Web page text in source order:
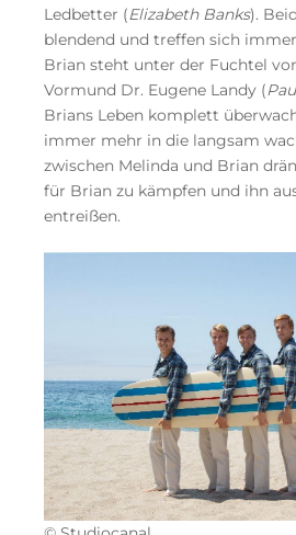
Ledbetter (Elizabeth Banks).
blendend und treffen sich
Brian steht unter der Fuchtel
Vormund Dr. Eugene Landy (
Brians Leben komplett
immer mehr in die langsam
zwischen Melinda und Brian
für Brian zu kämpfen und ihn
entreißen.